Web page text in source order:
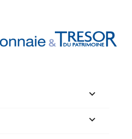

